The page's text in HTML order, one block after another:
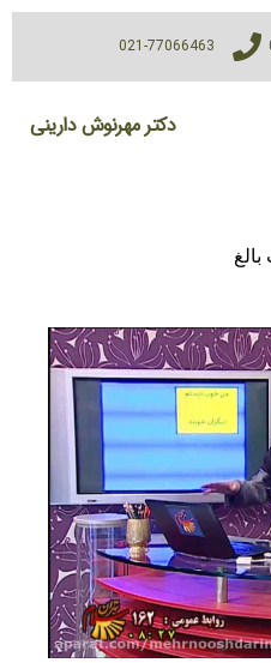
021-77066463
دکتر مهرنوش دارینی